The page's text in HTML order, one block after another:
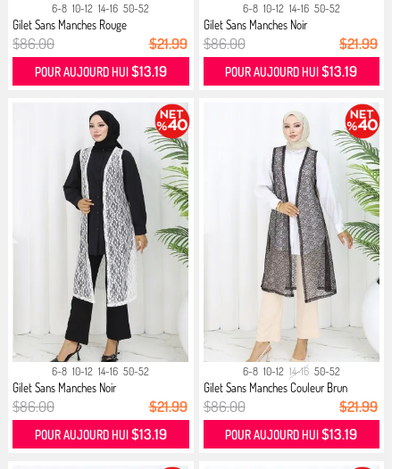
6-8 10-12 14-16 50-52
Gilet Sans Manches Rouge
$86.00 $21.99
POUR AUJOURD HUI $13.19
6-8 10-12 14-16 50-52
Gilet Sans Manches Noir
$86.00 $21.99
POUR AUJOURD HUI$13.19
6-8 10-12 14-16 50-52
Gilet Sans Manches Noir
$86.00 $21.99
POUR AUJOURD HUI$13.19
6-8 10-12 14-16 50-52
Gilet Sans Manches Couleur Brun
$86.00 $21.99
POUR AUJOURD HUI$13.19